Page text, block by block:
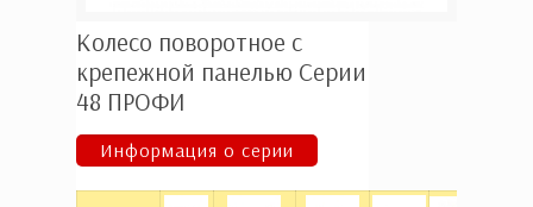
Колесо поворотное с
крепежной панелью Серии
48 ПРОФИ
Информация о серии